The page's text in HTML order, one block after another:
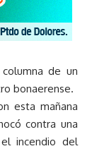
de un
bonaerense.
esta mañana
contra una
incendio del